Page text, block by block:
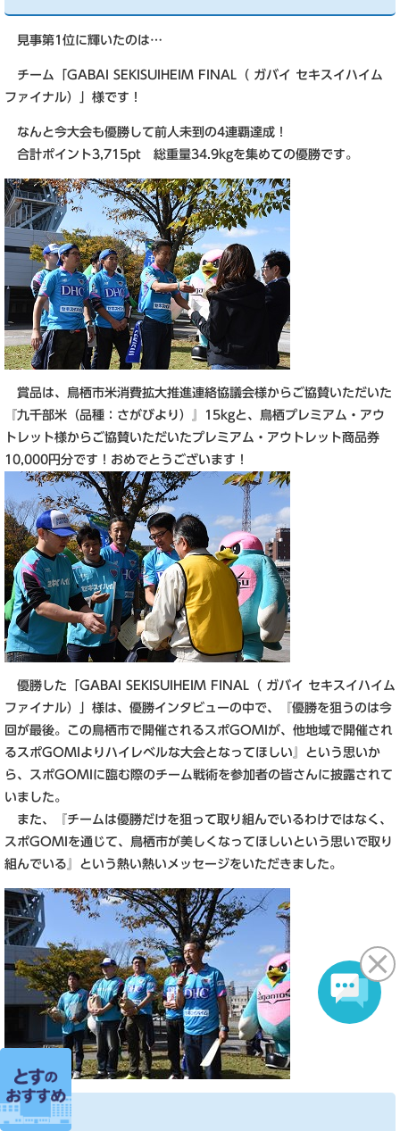
見事第1位に輝いたのは…
チーム「GABAI SEKISUIHEIM FINAL（ ガバイ セキスイハイム
ファイナル）」様です！
なんと今大会も優勝して前人未到の4連覇達成！
合計ポイント3,715pt 総重量34.9kgを集めての優勝です。
賞品は、鳥栖市米消費拡大推進連絡協議会様からご協賛いただいた
『九千部米（品種：さがびより）』15kgと、鳥栖プレミアム・アウ
トレット様からご協賛いただいたプレミアム・アウトレット商品券
10,000円分です！おめでとうございます！
優勝した「GABAI SEKISUIHEIM FINAL（ ガバイ セキスイハイム
ファイナル）」様は、優勝インタビューの中で、『優勝を狙うのは今
回が最後。この鳥栖市で開催されるスポGOMIが、他地域で開催され
るスポGOMIよりハイレベルな大会となってほしい』という思いか
ら、スポGOMIに臨む際のチーム戦術を参加者の皆さんに披露されて
いました。
また、『チームは優勝だけを狙って取り組んでいるわけではなく、
スポGOMIを通じて、鳥栖市が美しくなってほしいという思いで取り
組んでいる』という熱い熱いメッセージをいただきました。
抽選会